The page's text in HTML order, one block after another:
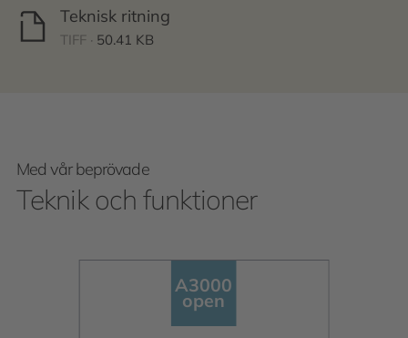
Teknisk ritning
TIFF · 50.41 KB
Med vår beprövade
Teknik och funktioner
A3000
open
A3000